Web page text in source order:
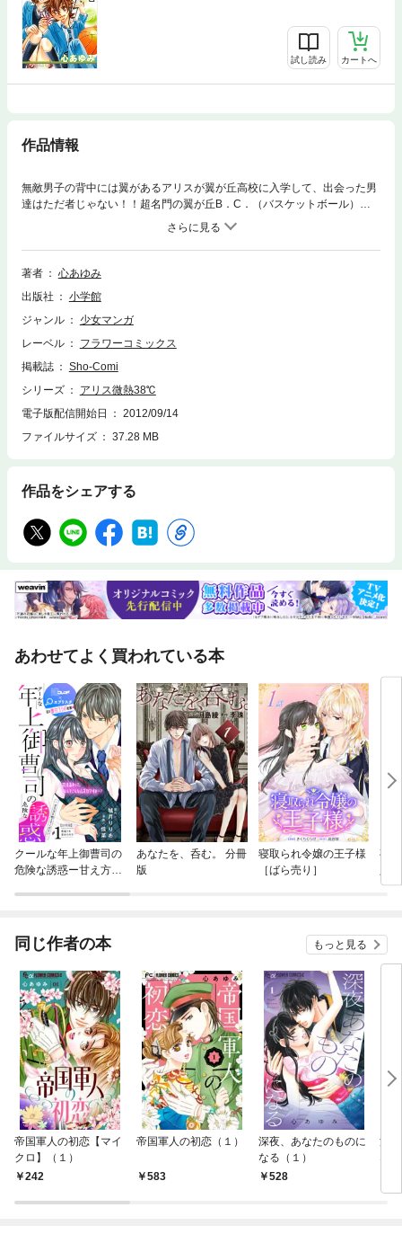
試し読み カートへ
作品情報
無敵男子の背中には翼があるアリスが翼が丘高校に入学して、出会った男
達はただ者じゃない！！超名門の翼が丘B．C．（バスケットボール）の
マネージャーになろうと思って、入部届を出した部活は「翼が丘D．
C．」！なんと翼が丘ドキドキクラブだった！！超オレ様、かわいいもの
は虐めずにはいられないドS部長のタケル、女の子か男の子かわからな
い！？でもとにかくかわいいしずか、めちゃくちゃ優しいけどタケルに絶
なバスケの実力は正規のバスケ部よりも数段上だった！無理矢理、翼が丘
D．C．のマネージャーにされちゃったアリス。でも彼らは最高で最強で
著者
心あゆみ
出版社
小学館
ジャンル
少女マンガ
レーベル
フラワーコミックス
掲載誌
Sho-Comi
シリーズ
アリス微熱38℃
電子版配信開始日
2012/09/14
ファイルサイズ
37.28 MB
作品をシェアする
あわせてよく買われている本
クールな年上御曹司の
危険な誘惑ー甘え方を
あなたを、呑む。 分冊
版
寝取られ令嬢の王子様
［ばら売り］
夜
【
同じ作者の本 もっと見る
帝国軍人の初恋【マイ
クロ】（１）
242
帝国軍人の初恋（１）
583
深夜、あなたのものに
なる（１）
528
深
な